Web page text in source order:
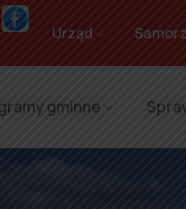
Urząd
gminne